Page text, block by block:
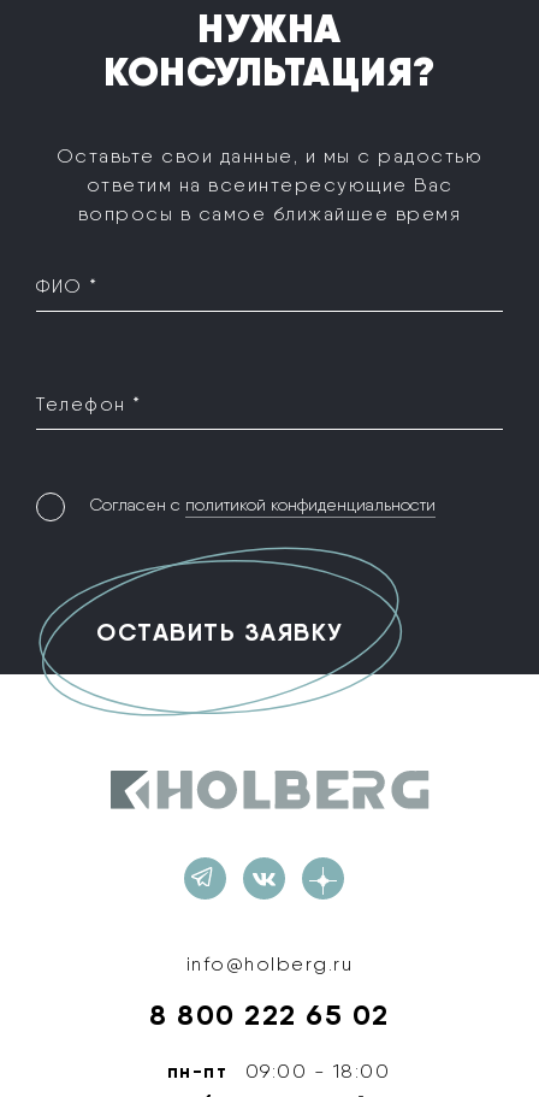
НУЖНА
КОНСУЛЬТАЦИЯ?
Оставьте свои данные, и мы с радостью
ответим на все интересующие Вас
вопросы в самое ближайшее время
ФИО *
Телефон *
Согласен с политикой конфиденциальности
info@holberg.ru
8 800 222 65 02
пн-пт 09:00 - 18:00